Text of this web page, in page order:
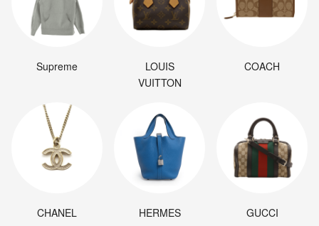
Supreme
LOUIS
VUITTON
COACH
CHANEL HERMES GUCCI